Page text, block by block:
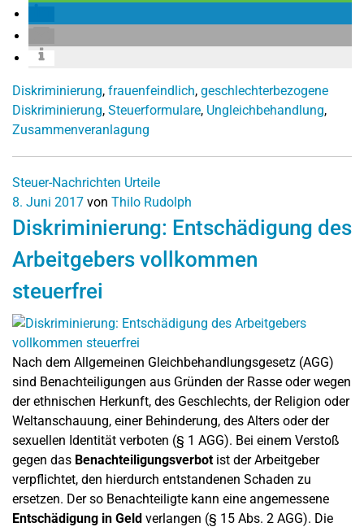
Diskriminierung, frauenfeindlich, geschlechterbezogene
Diskriminierung, Steuerformulare, Ungleichbehandlung,
Zusammenveranlagung
Steuer-Nachrichten Urteile
8. Juni 2017 von Thilo Rudolph
Diskriminierung: Entschädigung des
Arbeitgebers vollkommen
steuerfrei
Nach dem Allgemeinen Gleichbehandlungsgesetz (AGG)
sind Benachteiligungen aus Gründen der Rasse oder wegen
der ethnischen Herkunft, des Geschlechts, der Religion oder
Weltanschauung, einer Behinderung, des Alters oder der
sexuellen Identität verboten (§ 1 AGG). Bei einem Verstoß
gegen das Benachteiligungsverbotist der Arbeitgeber
verpflichtet, den hierdurch entstandenen Schaden zu
ersetzen. Der so Benachteiligte kann eine angemessene
Entschädigung in Geld verlangen (§ 15 Abs. 2 AGG). Die